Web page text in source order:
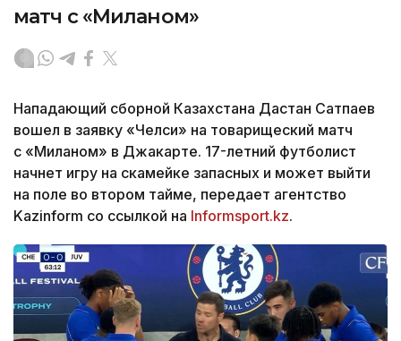
матч с «Миланом»
Нападающий сборной Казахстана Дастан Сатпаев
вошел в заявку «Челси» на товарищеский матч
с «Миланом» в Джакарте. 17-летний футболист
начнет игру на скамейке запасных и может выйти
на поле во втором тайме, передает агентство
Kazinform со ссылкой на Informsport.kz.